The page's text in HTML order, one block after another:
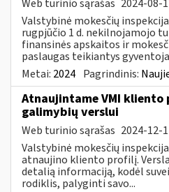
Web turinio sąrašas 2024-08-
Valstybinė mokesčių
rugpjūčio 1 d. nekilnojamojo
finansinės apskaitos ir
paslaugas teikiantys
Metai: 2024 Pagrindinis:
Atnaujintame VMI
galimybių verslui
Web turinio sąrašas 2024-12-
Valstybinė mokesčių
atnaujino kliento profilį.
detalią informaciją, kodėl
rodiklis, palyginti savo...